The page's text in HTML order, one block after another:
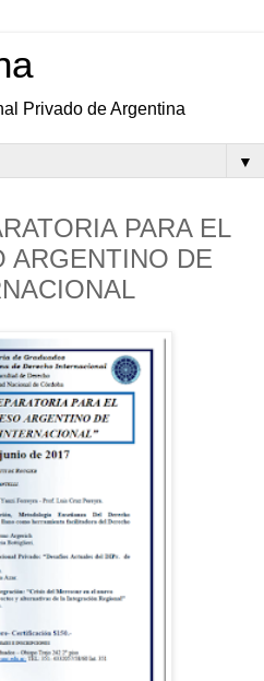
Privado de Argentina
▼
PARA EL
ARGENTINO DE